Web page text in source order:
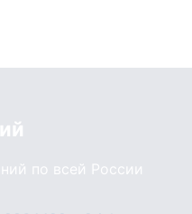
по всей России